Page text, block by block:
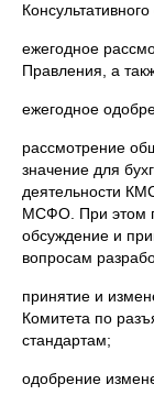
ежегодное
Правления, а
ежегодное
рассмотрение
значение для
деятельности
МСФО. При этом
обсуждение и
вопросам
принятие и
Комитета по
стандартам;
одобрение